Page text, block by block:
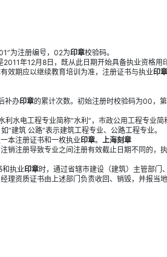
为注册编号，02为印章校验码。
年12月8日，既从此日期开始具备执业资格用
效期应以继续教育培训为准，注册证书与执业印章
补办印章的累计次数。初始注册时校验码为00，
水电工程专业简称“水利”，市政公用工程专业
“建筑 公路”表示建筑工程专业、公路工程专业。
本注册证书和一枚执业印章。 上海刻章
销注册导致专业之间注册有效截止日期不同的，
和执业印章时，通过省辖市建设（建筑）主管部门
理资质证书由上述部门负责收回、销毁，并报当地